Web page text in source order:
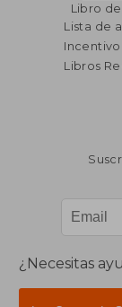
Libro
Lista de
Incentivo
Libros
¿Necesitas